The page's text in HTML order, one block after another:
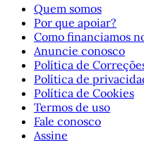
Quem somos
Por que apoiar?
Como financiamos
Anuncie conosco
Política de
Política de
Política de Cookies
Termos de uso
Fale conosco
Assine